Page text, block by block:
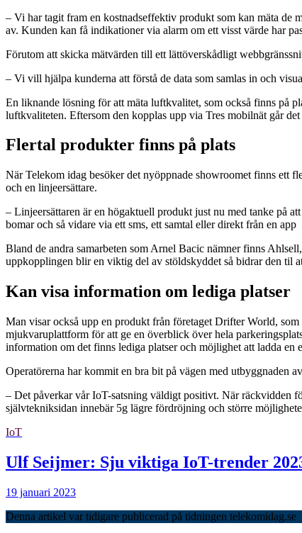
– Vi har tagit fram en kostnadseffektiv produkt som kan mäta de
av. Kunden kan få indikationer via alarm om ett visst värde har
Förutom att skicka mätvärden till ett lättöverskådligt
– Vi vill hjälpa kunderna att förstå de data som samlas in och
En liknande lösning för att mäta luftkvalitet, som också finns på
luftkvaliteten. Eftersom den kopplas upp via Tres mobilnät går
Flertal produkter finns på plats
När Telekom idag besöker det nyöppnade showroomet finns ett
och en linjeersättare.
– Linjeersättaren är en högaktuell produkt just nu med tanke på
bomar och så vidare via ett sms, ett samtal eller direkt från en app
Bland de andra samarbeten som Arnel Bacic nämner finns
uppkopplingen blir en viktig del av stöldskyddet så bidrar den til
Kan visa information om lediga platser
Man visar också upp en produkt från företaget Drifter World,
mjukvaruplattform för att ge en överblick över hela
information om det finns lediga platser och möjlighet att ladda en
Operatörerna har kommit en bra bit på vägen med utbyggnaden
– Det påverkar vår IoT-satsning väldigt positivt. När räckvidden
självtekniksidan innebär 5g lägre fördröjning och större
IoT
Ulf Seijmer: Sju viktiga IoT-trender
19 januari 2023
Denna artikel var tidigare publicerad på tidningen telekomidag.se